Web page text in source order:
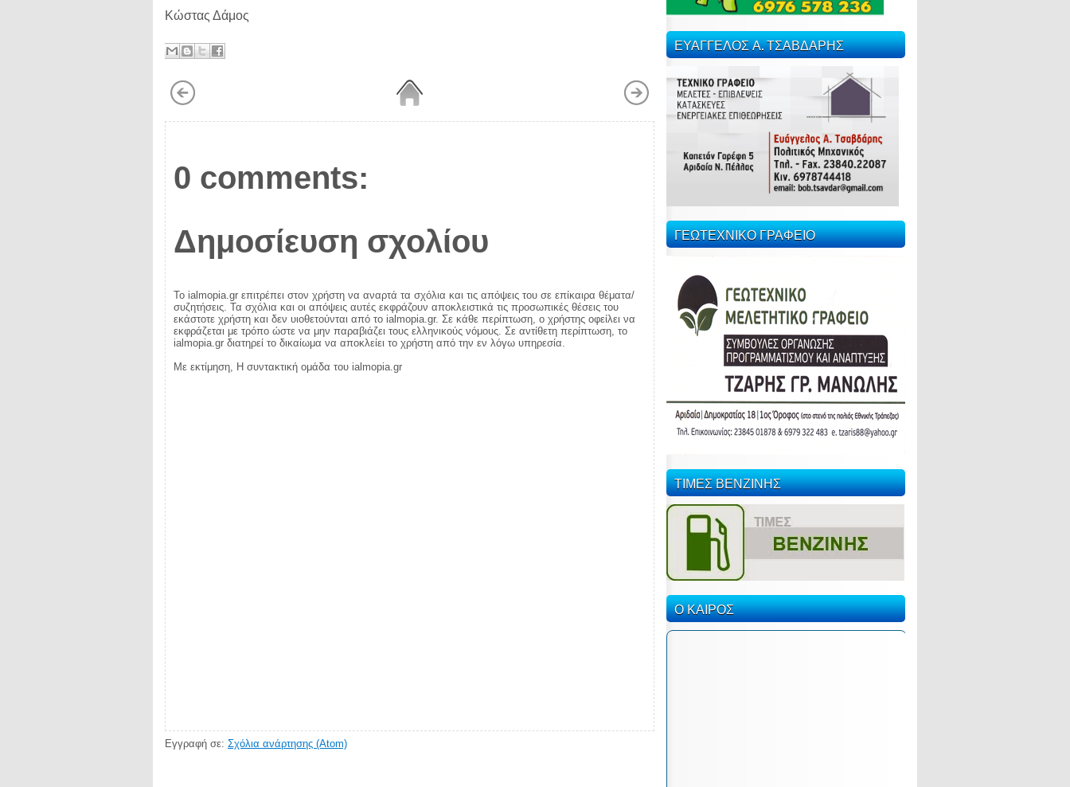
Κώστας Δάμος
0 comments:
Δημοσίευση σχολίου
Το ialmopia.gr επιτρέπει στον χρήστη να αναρτά τα σχόλια και τις απόψεις του σε επίκαιρα θέματα/
συζητήσεις. Τα σχόλια και οι απόψεις αυτές εκφράζουν αποκλειστικά τις προσωπικές θέσεις του
εκάστοτε χρήστη και δεν υιοθετούνται από το ialmopia.gr. Σε κάθε περίπτωση, ο χρήστης οφείλει να
εκφράζεται με τρόπο ώστε να μην παραβιάζει τους ελληνικούς νόμους. Σε αντίθετη περίπτωση, το
ialmopia.gr διατηρεί το δικαίωμα να αποκλείει το χρήστη από την εν λόγω υπηρεσία.
Με εκτίμηση, Η συντακτική ομάδα του ialmopia.gr
Εγγραφή σε: Σχόλια ανάρτησης (Atom)
ΕΥΑΓΓΕΛΟΣ Α. ΤΣΑΒΔΑΡΗΣ
ΓΕΩΤΕΧΝΙΚΟ ΓΡΑΦΕΙΟ
ΤΙΜΕΣ ΒΕΝΖΙΝΗΣ
Ο ΚΑΙΡΟΣ